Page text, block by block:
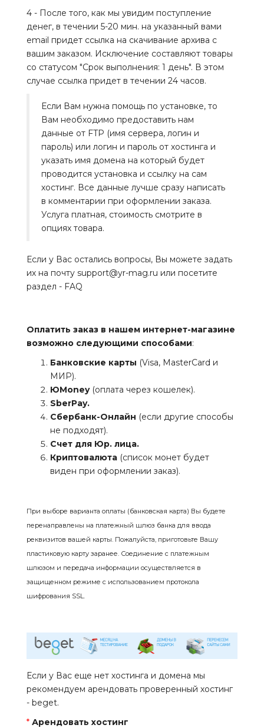
4 - После того, как мы увидим поступление
денег, в течении 5-20 мин. на указанный вами
email придет ссылка на скачивание архива с
вашим заказом. Исключение составляют товары
со статусом "Срок выполнения: 1 день". В этом
случае ссылка придет в течении 24 часов.
Если Вам нужна помощь по установке, то
Вам необходимо предоставить нам
данные от FTP (имя сервера, логин и
пароль) или логин и пароль от хостинга и
указать имя домена на который будет
проводится установка и ссылку на сам
хостинг. Все данные лучше сразу написать
в комментарии при оформлении заказа.
Услуга платная, стоимость смотрите в
опциях товара.
Если у Вас остались вопросы, Вы можете задать
их на почту support@yr-mag.ru или посетите
раздел - FAQ
Оплатить заказ в нашем интернет-магазине
возможно следующими способами:
Банковские карты (Visa, MasterCard и
МИР).
ЮMoney(оплата через кошелек).
SberPay.
Сбербанк-Онлайн (если другие способы
не подходят).
Счет для Юр. лица.
Криптовалюта (список монет будет
виден при оформлении заказ).
При выборе варианта оплаты (банковская карта) Вы будете
перенаправлены на платежный шлюз банка для ввода
реквизитов вашей карты. Пожалуйста, приготовьте Вашу
пластиковую карту заранее. Соединение с платежным
шлюзом и передача информации осуществляется в
защищенном режиме с использованием протокола
шифрования SSL.
Если у Вас еще нет хостинга и домена мы
рекомендуем арендовать проверенный хостинг
- beget.
* Арендовать хостинг